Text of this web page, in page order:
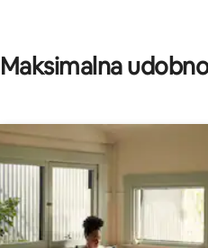
4,95/5, recenzija: 41
Maksimalna